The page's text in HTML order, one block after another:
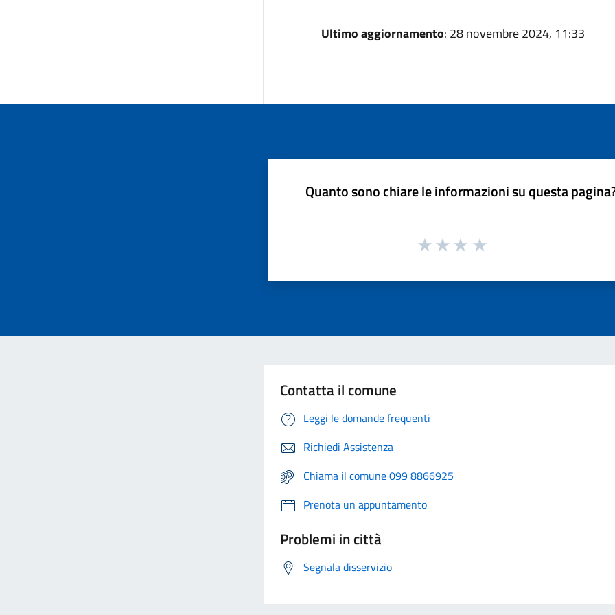
Ultimo aggiornamento: 28 novembre 2024, 11:33
Quanto sono chiare le informazioni su questa
Contatta il comune
Leggi le domande frequenti
Richiedi Assistenza
Chiama il comune 099 8866925
Prenota un appuntamento
Problemi in città
Segnala disservizio